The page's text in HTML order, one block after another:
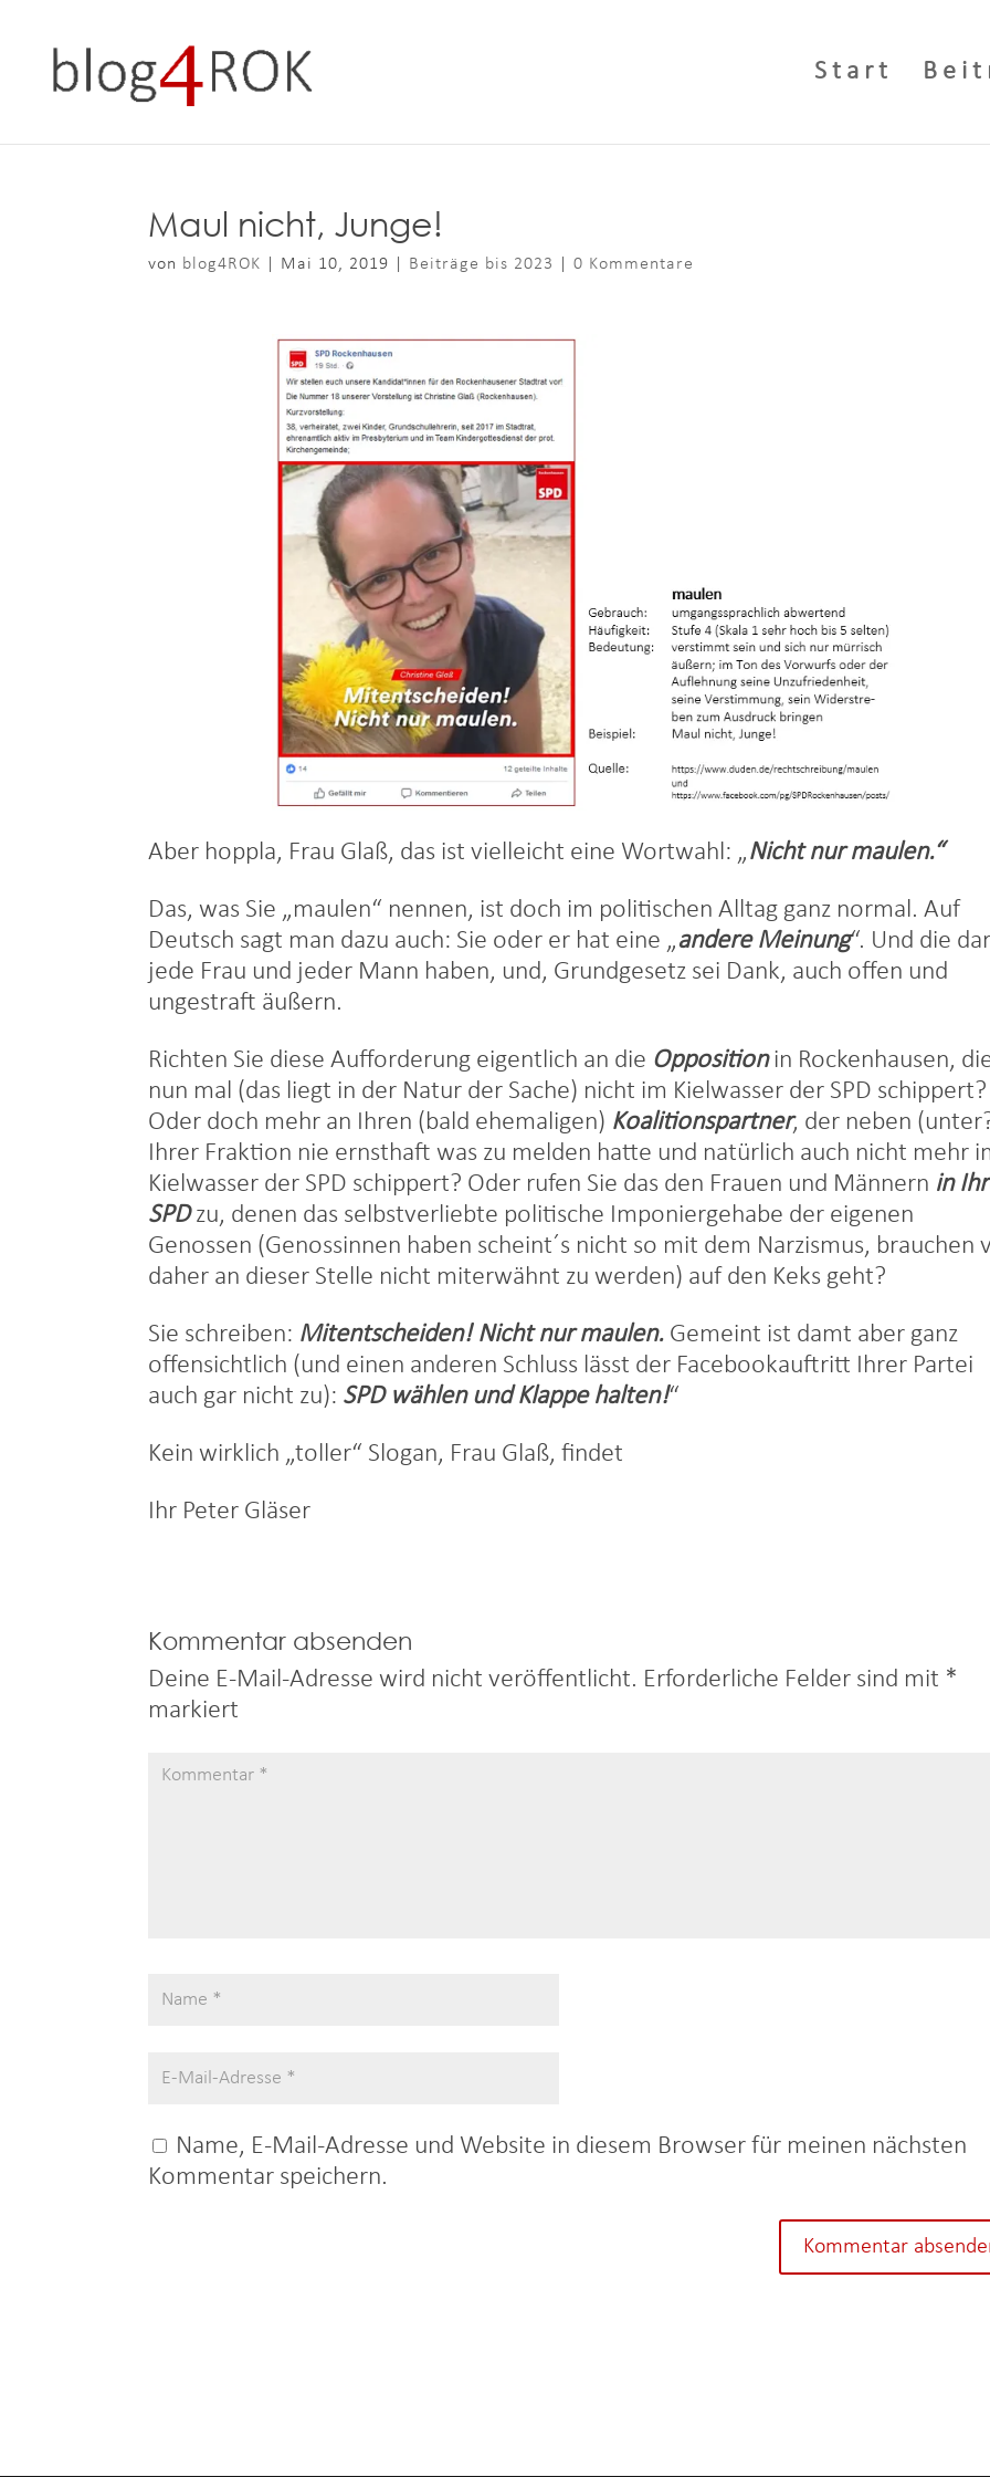
Start
Maul nicht, Junge!
von blog4ROK Mai 10, 2019 Beiträge bis 2023 |0 Kommentare
Aber hoppla, Frau Glaß, das ist vielleicht eine Wortwahl: „Nicht nur maulen.“
Das, was Sie „maulen“ nennen, ist doch im politischen Alltag ganz normal. Auf
Deutsch sagt man dazu auch: Sie oder er hat eine „andere Meinung“. Und die
jede Frau und jeder Mann haben, und, Grundgesetz sei Dank, auch offen und
ungestraft äußern.
Richten Sie diese Aufforderung eigentlich an die Oppositionin Rockenhausen,
nun mal (das liegt in der Natur der Sache) nicht im Kielwasser der SPD schippert?
Oder doch mehr an Ihren (bald ehemaligen) Koalitionspartner, der neben
Ihrer Fraktion nie ernsthaft was zu melden hatte und natürlich auch nicht mehr
Kielwasser der SPD schippert? Oder rufen Sie das den Frauen und Männern in
SPDzu, denen das selbstverliebte politische Imponiergehabe der eigenen
Genossen (Genossinnen haben scheint´s nicht so mit dem Narzismus, brauchen
daher an dieser Stelle nicht miterwähnt zu werden) auf den Keks geht?
Sie schreiben: Mitentscheiden! Nicht nur maulen. Gemeint ist damt aber ganz
offensichtlich (und einen anderen Schluss lässt der Facebookauftritt Ihrer Partei
auch gar nicht zu): SPD wählen und Klappe halten!“
Kein wirklich „toller“ Slogan, Frau Glaß, findet
Ihr Peter Gläser
Kommentar absenden
Deine E-Mail-Adresse wird nicht veröffentlicht. Erforderliche Felder sind mit *
markiert
Name, E-Mail-Adresse und Website in diesem Browser für meinen nächsten
Kommentar speichern.